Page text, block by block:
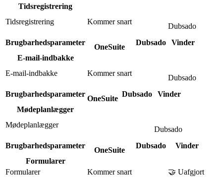
Tidsregistrering
Tidsregistrering
Kommer snart
Dubsado
Brugbarhedsparameter
OneSuite
Dubsado
Vinder
E-mail-indbakke
E-mail-indbakke
Kommer snart
Dubsado
Brugbarhedsparameter
OneSuite
Dubsado
Vinder
Mødeplanlægger
Mødeplanlægger
Dubsado
Brugbarhedsparameter
OneSuite
Dubsado
Vinder
Formularer
Formularer
Kommer snart
🤝 Uafgjort